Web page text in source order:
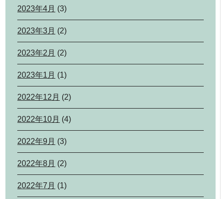
2023年4月 (3)
2023年3月 (2)
2023年2月 (2)
2023年1月 (1)
2022年12月 (2)
2022年10月 (4)
2022年9月 (3)
2022年8月 (2)
2022年7月 (1)